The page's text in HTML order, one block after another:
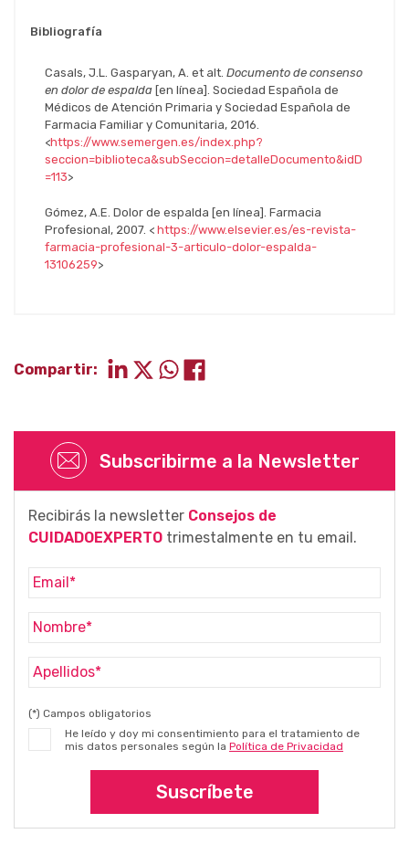
Bibliografía
Casals, J.L. Gasparyan, A. et alt. Documento de consenso
en dolor de espalda [en línea]. Sociedad Española de
Médicos de Atención Primaria y Sociedad Española de
Farmacia Familiar y Comunitaria, 2016.
<https://www.semergen.es/index.php?
seccion=biblioteca&subSeccion=detalleDocumento&idD
=113>
Gómez, A.E. Dolor de espalda [en línea]. Farmacia
Profesional, 2007. < https://www.elsevier.es/es-revista-
farmacia-profesional-3-articulo-dolor-espalda-
13106259>
Compartir:
Subscribirme a la Newsletter
Recibirás la newsletter Consejos de
CUIDADOEXPERTO trimestalmente en tu email.
(*) Campos obligatorios
He leído y doy mi consentimiento para el tratamiento de
mis datos personales según la Política de Privacidad
Suscríbete